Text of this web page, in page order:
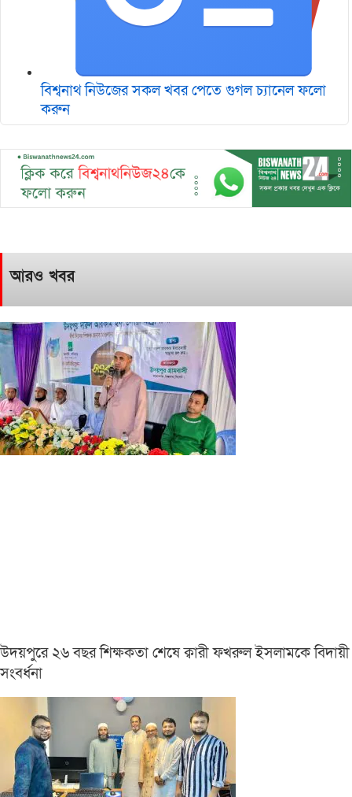
বিশ্বনাথ নিউজের সকল খবর পেতে গুগল চ‌্যানেল ফলো
করুন
আরও খবর
উদয়পুরে ২৬ বছর শিক্ষকতা শেষে ক্বারী ফখরুল ইসলামকে বিদায়ী
সংবর্ধনা